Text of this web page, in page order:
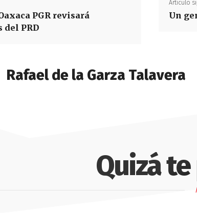
PGR revisará
del PRD
Artículo
Un
Rafael de la Garza Talavera
Quizá